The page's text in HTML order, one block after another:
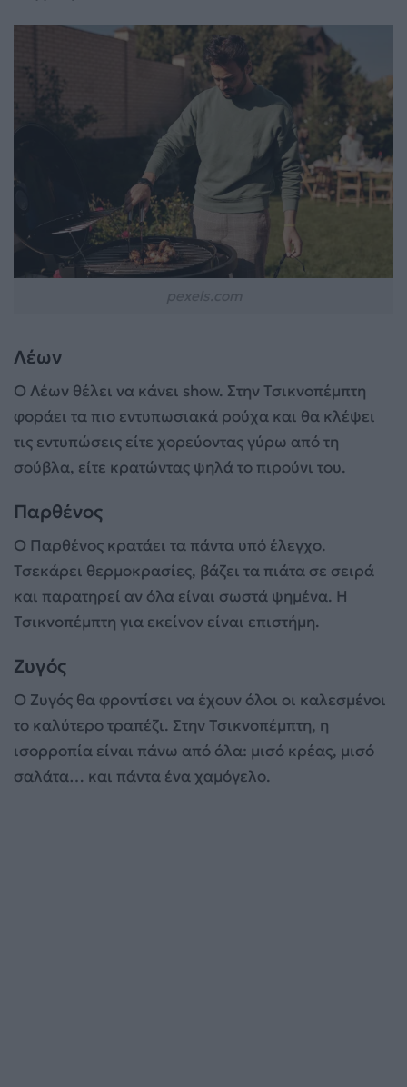
Λέων
Ο Λέων θέλει να κάνει show. Στην Τσικνοπέμπτη
φοράει τα πιο εντυπωσιακά ρούχα και θα κλέψει
τις εντυπώσεις είτε χορεύοντας γύρω από τη
σούβλα, είτε κρατώντας ψηλά το πιρούνι του.
Παρθένος
Ο Παρθένος κρατάει τα πάντα υπό έλεγχο.
Τσεκάρει θερμοκρασίες, βάζει τα πιάτα σε σειρά
και παρατηρεί αν όλα είναι σωστά ψημένα. Η
Τσικνοπέμπτη για εκείνον είναι επιστήμη.
Ζυγός
Ο Ζυγός θα φροντίσει να έχουν όλοι οι καλεσμένοι
το καλύτερο τραπέζι. Στην Τσικνοπέμπτη, η
ισορροπία είναι πάνω από όλα: μισό κρέας, μισό
σαλάτα… και πάντα ένα χαμόγελο.